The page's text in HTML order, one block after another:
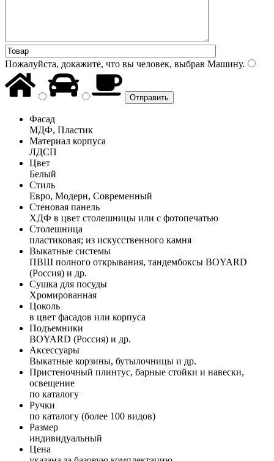
Пожалуйста, докажите, что вы человек, выбрав Машину.
Фасад
МДФ, Пластик
Материал корпуса
ЛДСП
Цвет
Белый
Стиль
Евро, Модерн, Современный
Стеновая панель
ХДФ в цвет столешницы или с фотопечатью
Столешница
пластиковая; из искусственного камня
Выкатные системы
ПВШ полного открывания, тандембоксы BOYARD
(Россия) и др.
Сушка для посуды
Хромированная
Цоколь
в цвет фасадов или корпуса
Подъемники
BOYARD (Россия) и др.
Аксессуары
Выкатные корзины, бутылочницы и др.
Пристеночный плинтус, барные стойки и навески,
освещение
по каталогу
Ручки
по каталогу (более 100 видов)
Размер
индивидуальный
Цена